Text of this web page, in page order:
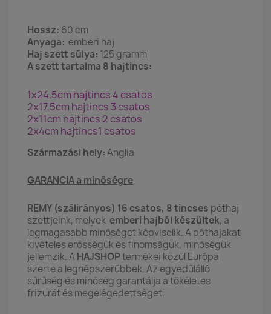
Hossz: 60 cm
Anyaga: emberi haj
Haj szett súlya: 125 gramm
A szett tartalma 8 hajtincs:
1x24,5cm hajtincs 4 csatos
2x17,5cm hajtincs 3 csatos
2x11cm hajtincs 2 csatos
2x4cm hajtincs1 csatos
Származási hely:Anglia
GARANCIA a minőségre
REMY (szálirányos) 16 csatos, 8 tincses póthaj
szettjeink, melyek emberi hajból készültek, a
legmagasabb minőséget képviselik. A póthajakat
kivételes erősségük és finomságuk, minőségük
jellemzik. AHAJSHOPtermékei közül Európa
szerte a legnépszerűbbek. Az egyedülálló
sűrűség és minőség garantálja a tökéletes
frizurát és megelégedettséget.